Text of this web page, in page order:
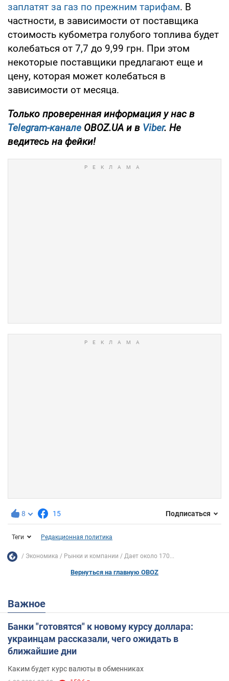
заплатят за газ по прежним тарифам. В
частности, в зависимости от поставщика
стоимость кубометра голубого топлива будет
колебаться от 7,7 до 9,99 грн. При этом
некоторые поставщики предлагают еще и
цену, которая может колебаться в
зависимости от месяца.
Только проверенная информация у нас в
Telegram-канале OBOZ.UA и в Viber. Не
ведитесь на фейки!
8 15 Подписаться
Теги Редакционная политика
Экономика Рынки и компании Дает около 170...
Вернуться на главную OBOZ
Важное
Банки "готовятся" к новому курсу доллара:
украинцам рассказали, чего ожидать в
ближайшие дни
Каким будет курс валюты в обменниках